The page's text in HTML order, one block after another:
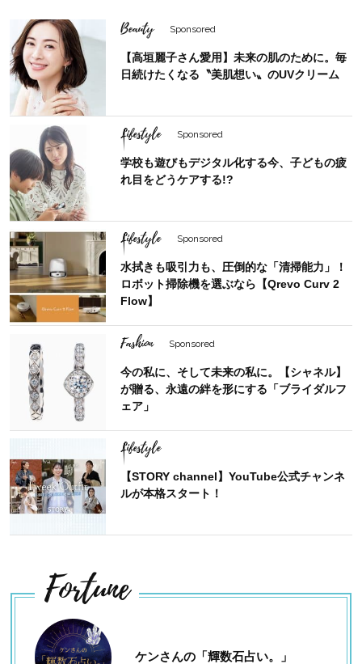
Beauty Sponsored
【高垣麗子さん愛用】未来の肌のために。毎
日続けたくなる〝美肌想い〟のUVクリーム
Lifestyle Sponsored
学校も遊びもデジタル化する今、子どもの疲
れ目をどうケアする!?
Lifestyle Sponsored
水拭きも吸引力も、圧倒的な「清掃能力」！
ロボット掃除機を選ぶなら【Qrevo Curv 2
Flow】
Fashion Sponsored
今の私に、そして未来の私に。【シャネル】
が贈る、永遠の絆を形にする「ブライダルフ
ェア」
Lifestyle
【STORY channel】YouTube公式チャンネ
ルが本格スタート！
Fortune
ケンさんの「輝数石占い。」